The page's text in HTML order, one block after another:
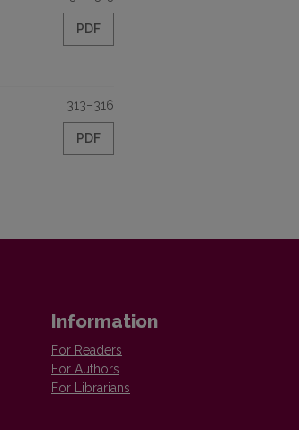
PDF
313–316
PDF
Information
For Readers
For Authors
For Librarians